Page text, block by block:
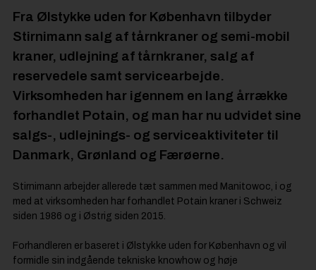
Fra Ølstykke uden for København tilbyder
Stirnimann salg af tårnkraner og semi-mobil
kraner, udlejning af tårnkraner, salg af
reservedele samt servicearbejde.
Virksomheden har igennem en lang årrække
forhandlet Potain, og man har nu udvidet sine
salgs-, udlejnings- og serviceaktiviteter til
Danmark, Grønland og Færøerne.
Stirnimann arbejder allerede tæt sammen med Manitowoc, i og
med at virksomheden har forhandlet Potain kraner i Schweiz
siden 1986 og i Østrig siden 2015.
Forhandleren er baseret i Ølstykke uden for København og vil
formidle sin indgående tekniske knowhow og høje